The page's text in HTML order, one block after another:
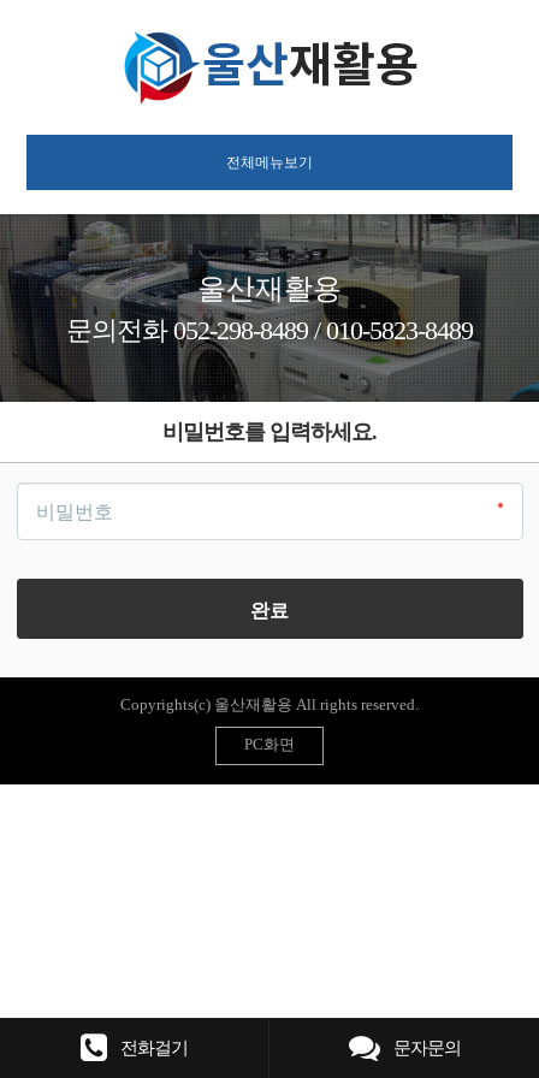
전체메뉴보기
울산재활용
문의전화 052-298-8489 / 010-5823-8489
비밀번호를 입력하세요.
비밀번호
전화걸기 문자문의
Copyrights(c) 울산재활용 All rights reserved.
PC화면